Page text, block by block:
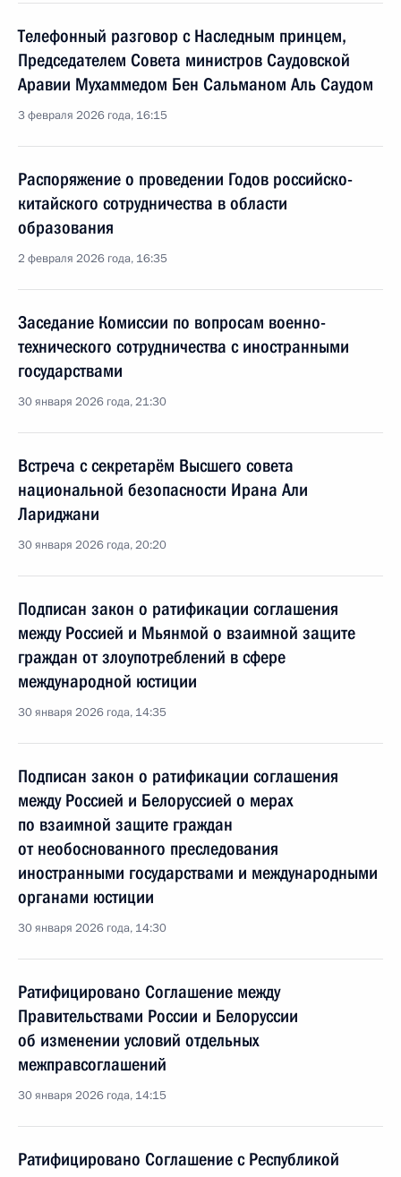
Телефонный разговор с Наследным принцем,
Председателем Совета министров Саудовской
Аравии Мухаммедом Бен Сальманом Аль Саудом
3 февраля 2026 года, 16:15
Распоряжение о проведении Годов российско-
китайского сотрудничества в области
образования
2 февраля 2026 года, 16:35
Заседание Комиссии по вопросам военно-
технического сотрудничества с иностранными
государствами
30 января 2026 года, 21:30
Встреча с секретарём Высшего совета
национальной безопасности Ирана Али
Лариджани
30 января 2026 года, 20:20
Подписан закон о ратификации соглашения
между Россией и Мьянмой о взаимной защите
граждан от злоупотреблений в сфере
международной юстиции
30 января 2026 года, 14:35
Подписан закон о ратификации соглашения
между Россией и Белоруссией о мерах
по взаимной защите граждан
от необоснованного преследования
иностранными государствами и международными
органами юстиции
30 января 2026 года, 14:30
Ратифицировано Соглашение между
Правительствами России и Белоруссии
об изменении условий отдельных
межправсоглашений
30 января 2026 года, 14:15
Ратифицировано Соглашение с Республикой